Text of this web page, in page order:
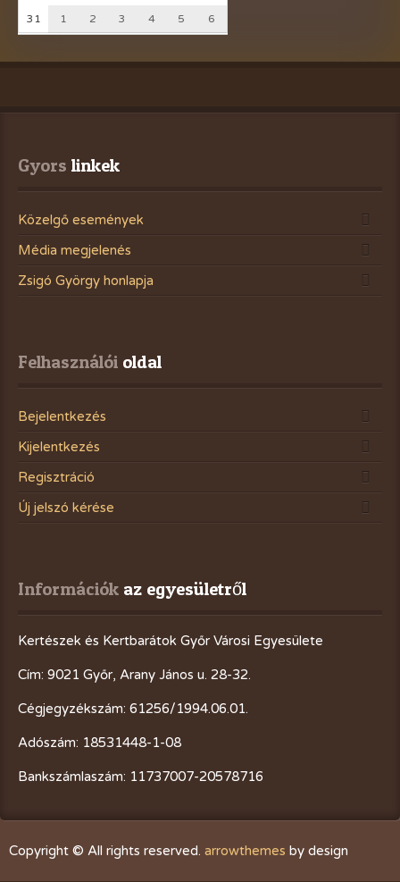
31 1 2 3 4 5 6
Gyors linkek
Közelgő események
Média megjelenés
Zsigó György honlapja
Felhasználói oldal
Bejelentkezés
Kijelentkezés
Regisztráció
Új jelszó kérése
Információk az egyesületről
Kertészek és Kertbarátok Győr Városi Egyesülete
Cím: 9021 Győr, Arany János u. 28-32.
Cégjegyzékszám: 61256/1994.06.01.
Adószám: 18531448-1-08
Bankszámlaszám: 11737007-20578716
Copyright © All rights reserved. arrowthemes by design